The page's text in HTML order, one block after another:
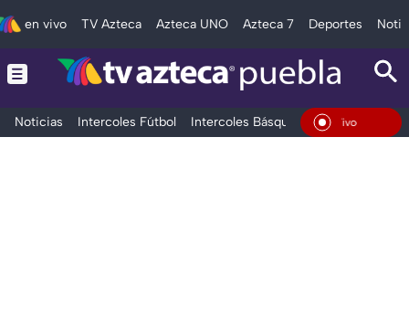
en vivo TV Azteca Azteca UNO Azteca 7 Deportes
Noticias Intercoles Fútbol Intercoles Básquetbol Deportes
En Vivo